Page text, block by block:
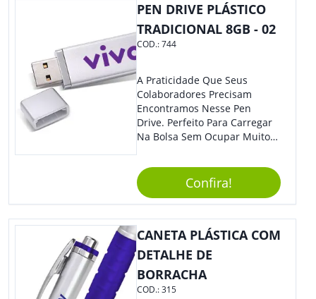
PEN DRIVE PLÁSTICO
TRADICIONAL 8GB - 02
COD.:744
A Praticidade Que Seus
Colaboradores Precisam
Encontramos Nesse Pen
Drive. Perfeito Para Carregar
Na Bolsa Sem Ocupar Muito
Qualquer Lugar Todos Os
Arquivos Desejados. Ideal
Para Oferecer Em Eventos E
Feiras De Exposições.
Confira!
CANETA PLÁSTICA COM
DETALHE DE
BORRACHA
COD.:315